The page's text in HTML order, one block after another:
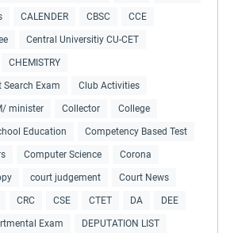
CALENDER CBSC CCE
Central Universitiy CU-CET
CHEMISTRY
Search Exam Club Activities
minister Collector College
Education Competency Based Test
Computer Science Corona
court judgement Court News
CRC CSE CTET DA DEE
Exam DEPUTATION LIST